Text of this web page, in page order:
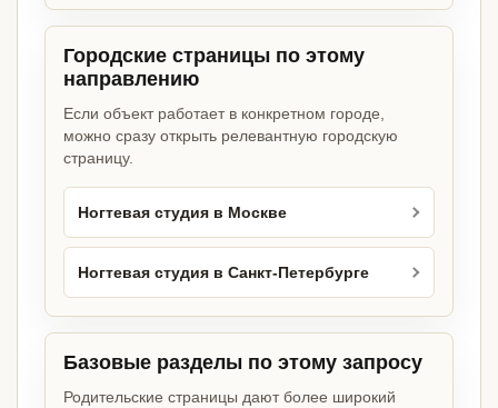
Городские страницы по этому
направлению
Если объект работает в конкретном городе,
можно сразу открыть релевантную городскую
страницу.
Ногтевая студия в Москве
Ногтевая студия в Санкт-Петербурге
Базовые разделы по этому запросу
Родительские страницы дают более широкий